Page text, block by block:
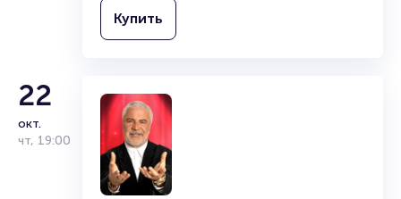
Купить
22
окт.
чт, 19:00